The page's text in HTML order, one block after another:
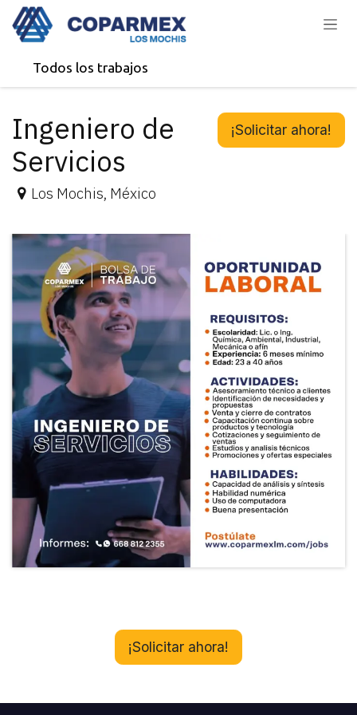
Ir al contenido
Todos los trabajos
¡Solicitar ahora!
Ingeniero de
Servicios
Los Mochis, México
¡Solicitar ahora!